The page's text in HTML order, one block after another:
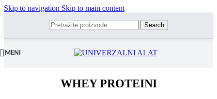
Skip to navigation Skip to main content
Search
MENI
WHEY PROTEINI